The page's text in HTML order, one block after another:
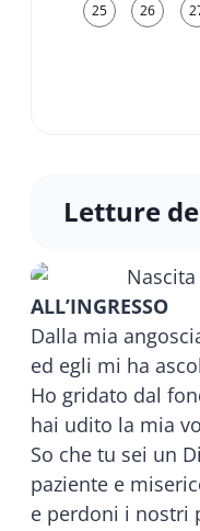
25 26
Letture
ALL’INGRESSO
Dalla mia
ed egli mi ha
Ho gridato dal
hai udito la mia
So che tu sei un
paziente e
e perdoni i nostri